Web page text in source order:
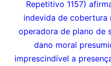
Repetitivo 1157)
indevida de
operadora de plano de
dano moral
imprescindível a